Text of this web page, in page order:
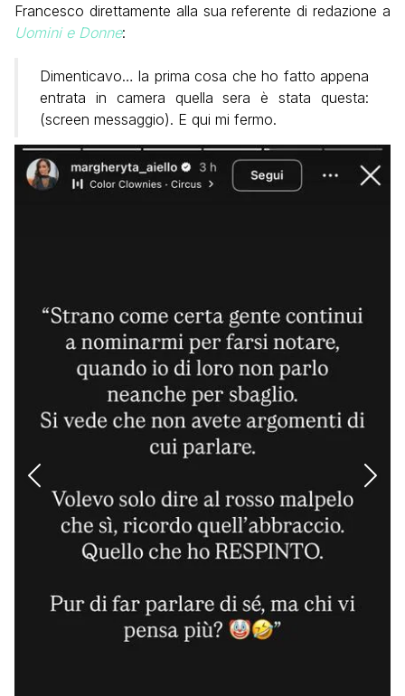
Francesco direttamente alla sua referente di redazione a
Uomini e Donne:
Dimenticavo… la prima cosa che ho fatto appena
entrata in camera quella sera è stata questa:
(screen messaggio). E qui mi fermo.